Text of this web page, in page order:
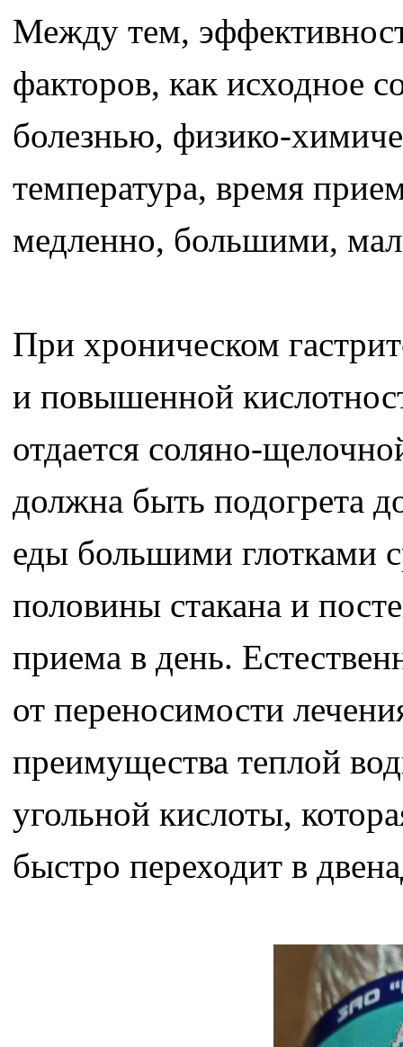
Между тем,
факторов, как исходное
болезнью, физико-
температура, время
медленно, большими,
При хроническом
и повышенной
отдается соляно-
должна быть подогрета
еды большими глотками
половины стакана и
приема в день.
от переносимости
преимущества теплой
угольной кислоты,
быстро переходит в